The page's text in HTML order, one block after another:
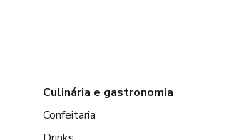
Culinária e gastronomia
Confeitaria